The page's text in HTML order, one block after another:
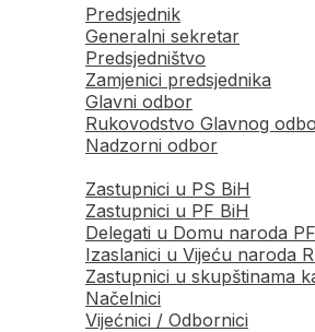
Predsjednik
Generalni sekretar
Predsjedništvo
Zamjenici predsjednika
Glavni odbor
Rukovodstvo Glavnog
Nadzorni odbor
Zastupnici u PS BiH
Zastupnici u PF BiH
Delegati u Domu naroda
Izaslanici u Vijeću naroda
Zastupnici u skupštinama
Načelnici
Vijećnici / Odbornici